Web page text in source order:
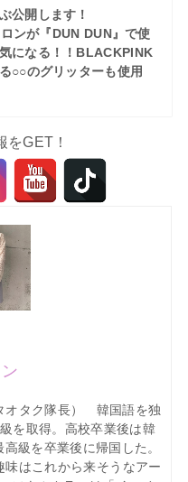
公開します！
ンが『DUN DUN』で使
になる！！BLACKPINK
○○のグリッターも使用
GET！
オタク隊長） 韓国語を独
を取得。高校卒業後は韓
級を卒業後に帰国した。
はこれから来そうなアー